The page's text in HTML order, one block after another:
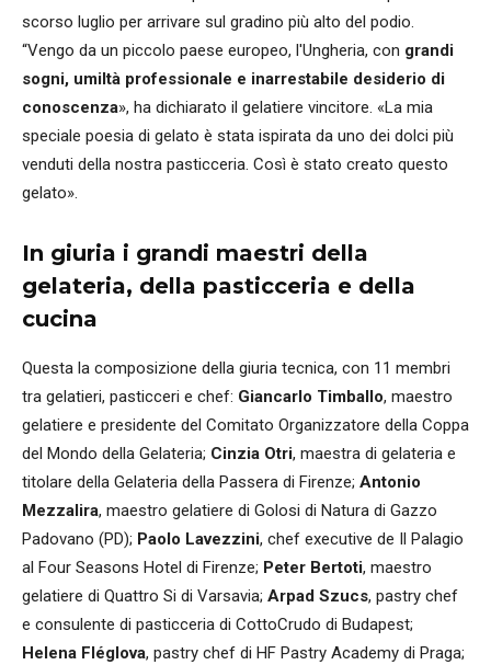
scorso luglio per arrivare sul gradino più alto del podio.
“Vengo da un piccolo paese europeo, l'Ungheria, con grandi
sogni, umiltà professionale e inarrestabile desiderio di
conoscenza», ha dichiarato il gelatiere vincitore. «La mia
speciale poesia di gelato è stata ispirata da uno dei dolci più
venduti della nostra pasticceria. Così è stato creato questo
gelato».
In giuria i grandi maestri della
gelateria, della pasticceria e della
cucina
Questa la composizione della giuria tecnica, con 11 membri
tra gelatieri, pasticceri e chef: Giancarlo Timballo, maestro
gelatiere e presidente del Comitato Organizzatore della Coppa
del Mondo della Gelateria; Cinzia Otri, maestra di gelateria e
titolare della Gelateria della Passera di Firenze; Antonio
Mezzalira, maestro gelatiere di Golosi di Natura di Gazzo
Padovano (PD); Paolo Lavezzini, chef executive de Il Palagio
al Four Seasons Hotel di Firenze; Peter Bertoti, maestro
gelatiere di Quattro Si di Varsavia; Arpad Szucs, pastry chef
e consulente di pasticceria di CottoCrudo di Budapest;
Helena Fléglova, pastry chef di HF Pastry Academy di Praga;